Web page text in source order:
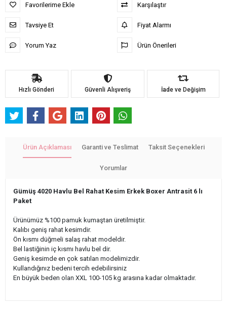
Favorilerime Ekle
Tavsiye Et
Yorum Yaz
Karşılaştır
Fiyat Alarmı
Ürün Önerileri
Hızlı Gönderi Güvenli Alışveriş İade ve Değişim
Ürün Açıklaması Garanti ve Teslimat Taksit Seçenekleri
Yorumlar
Gümüş 4020 Havlu Bel Rahat Kesim Erkek Boxer Antrasit 6 lı
Paket
Ürünümüz %100 pamuk kumaştan üretilmiştir.
Kalıbı geniş rahat kesimdir.
Ön kısmı düğmeli salaş rahat modeldir.
Bel lastiğinin iç kısmı havlu bel dir.
Geniş kesimde en çok satılan modelimizdir.
Kullandığınız bedeni tercih edebilirsiniz
En büyük beden olan XXL 100-105 kg arasına kadar olmaktadır.